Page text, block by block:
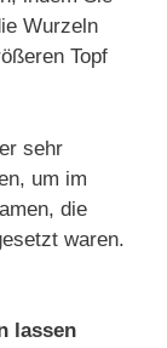
Wurzeln
Topf
sehr
um im
die
waren.
lassen